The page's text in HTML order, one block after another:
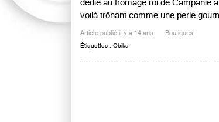
dédié au fromage roi de Campanie
voilà trônant comme une perle
Article publié il y a 14 ans Boutiques
Étiquettes : Obika